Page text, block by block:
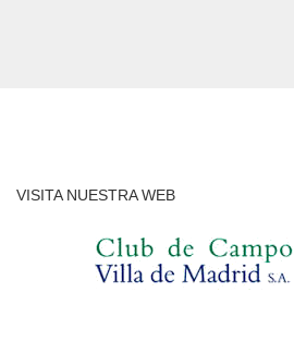
VISITA NUESTRA WEB